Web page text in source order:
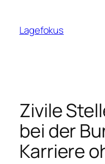
content
Lagefokus
Zivile
bei der
Karriere